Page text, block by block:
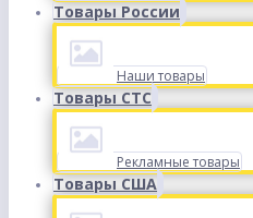
Товары России
Наши товары
Товары СТС
Рекламные товары
Товары США